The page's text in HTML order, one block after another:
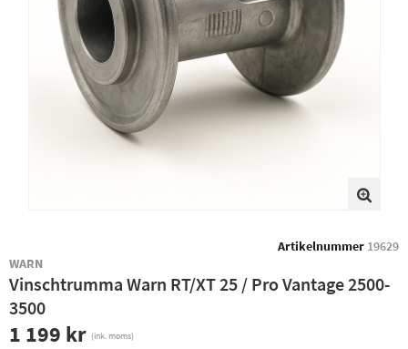
Artikelnummer 19629
WARN
Vinschtrumma Warn RT/XT 25 / Pro Vantage 2500-
3500
1 199 kr (ink. moms)